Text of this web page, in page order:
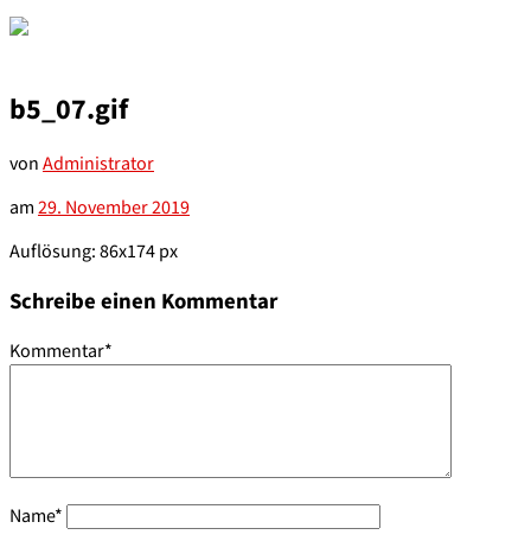
b5_07.gif
vonAdministrator
am29. November 2019
Auflösung: 86x174 px
Schreibe einen Kommentar
Kommentar*
Name*